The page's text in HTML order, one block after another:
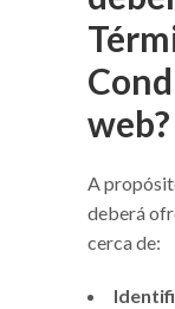
web?
A
deberá
cerca de: